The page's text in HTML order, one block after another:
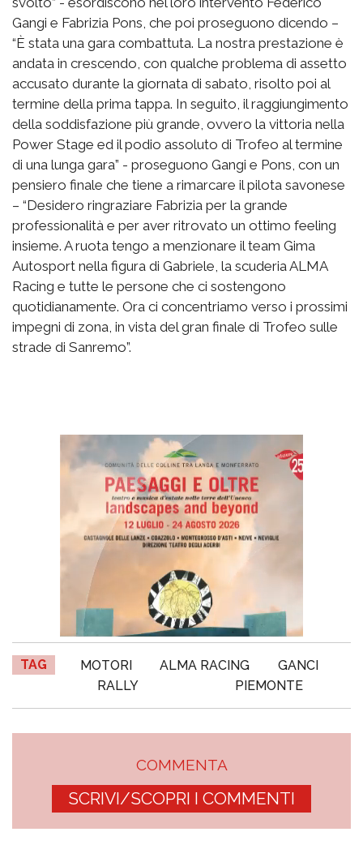
Gangi e Fabrizia Pons, che poi proseguono dicendo –
“È stata una gara combattuta. La nostra prestazione è
andata in crescendo, con qualche problema di assetto
accusato durante la giornata di sabato, risolto poi al
termine della prima tappa. In seguito, il raggiungimento
della soddisfazione più grande, ovvero la vittoria nella
Power Stage ed il podio assoluto di Trofeo al termine
di una lunga gara” - proseguono Gangi e Pons, con un
pensiero finale che tiene a rimarcare il pilota savonese
– “Desidero ringraziare Fabrizia per la grande
professionalità e per aver ritrovato un ottimo feeling
insieme. A ruota tengo a menzionare il team Gima
Autosport nella figura di Gabriele, la scuderia ALMA
Racing e tutte le persone che ci sostengono
quotidianamente. Ora ci concentriamo verso i prossimi
impegni di zona, in vista del gran finale di Trofeo sulle
strade di Sanremo”.
TAG MOTORI ALMA RACING
GANCI
RALLY
PIEMONTE
COMMENTA
SCRIVI/SCOPRI I COMMENTI